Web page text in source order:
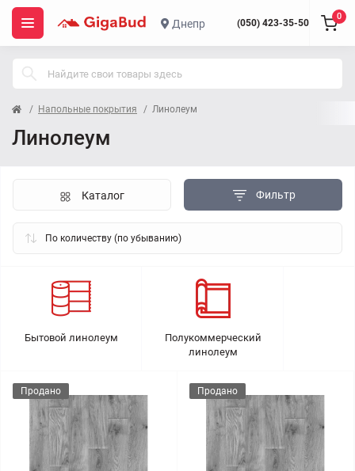
Днепр (050) 423-35-50
0
Напольные покрытия Линолеум
Линолеум
Фильтр
Каталог
Бытовой линолеум
Полукоммерческий
линолеум
Продано Продано